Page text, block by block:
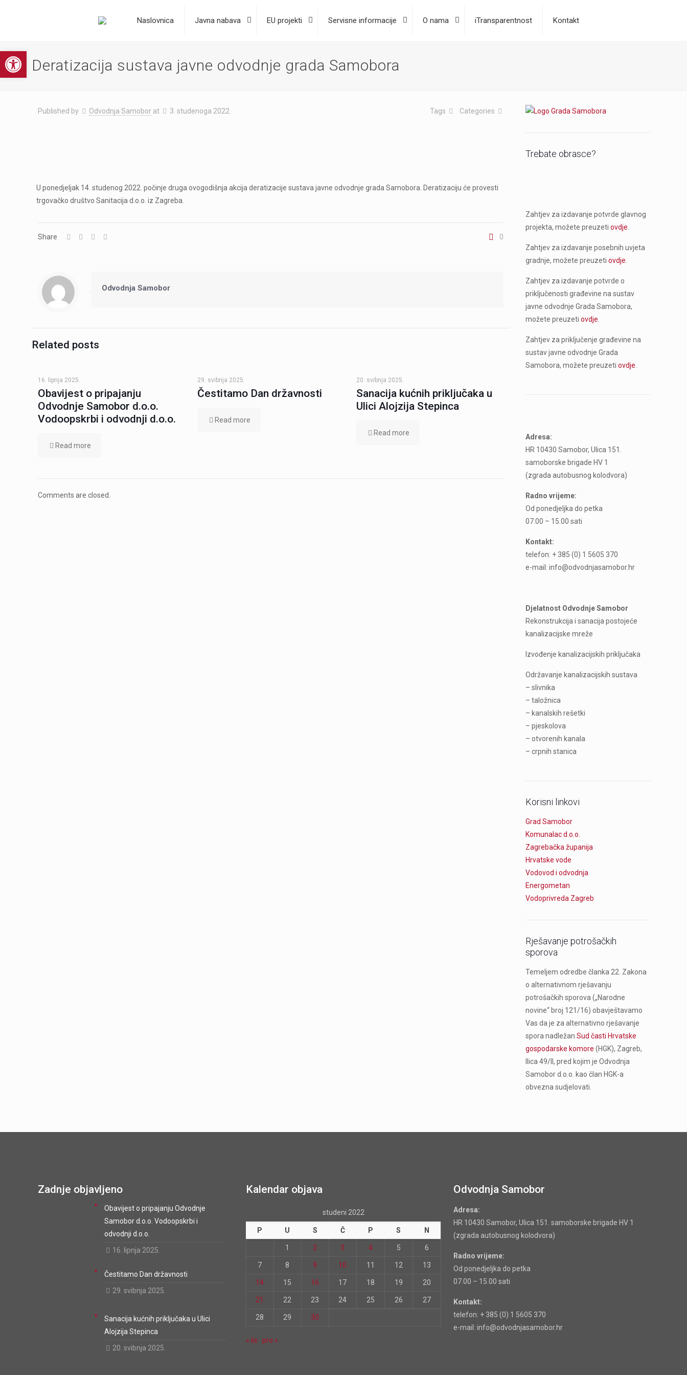
Open toolbar
Naslovnica Javna nabava EU projekti Servisne informacije O nama iTransparentnost Kontakt
Deratizacija sustava javne odvodnje grada Samobora
Published by Odvodnja Samobor at 3. studenoga 2022. Categories
Tags
U ponedjeljak 14. studenog 2022. počinje druga ovogodišnja akcija deratizacije sustava javne odvodnje grada Samobora. Deratizaciju će provesti
trgovačko društvo Sanitacija d.o.o. iz Zagreba.
Share 0
Odvodnja Samobor
Related posts
16. lipnja 2025.
Obavijest o pripajanju
Odvodnje Samobor d.o.o.
Vodoopskrbi i odvodnji d.o.o.
Read more
29. svibnja 2025.
Čestitamo Dan državnosti
Read more
20. svibnja 2025.
Sanacija kućnih priključaka u
Ulici Alojzija Stepinca
Read more
Comments are closed.
Trebate obrasce?
Zahtjev za izdavanje potvrde glavnog
projekta, možete preuzeti ovdje
Zahtjev za izdavanje posebnih uvjeta
gradnje, možete preuzeti ovdje
Zahtjev za izdavanje potvrde o
priključenosti građevine na sustav
javne odvodnje Grada Samobora,
možete preuzeti ovdje
Zahtjev za priključenje građevine na
sustav javne odvodnje Grada
Samobora, možete preuzeti ovdje
Adresa:
HR 10430 Samobor, Ulica 151.
samoborske brigade HV 1
(zgrada autobusnog kolodvora)
Radno vrijeme:
Od ponedjeljka do petka
07.00 – 15.00 sati
Kontakt:
telefon: + 385 (0) 1 5605 370
e-mail: info@odvodnjasamobor.hr
Djelatnost Odvodnje Samobor
Rekonstrukcija i sanacija postojeće
kanalizacijske mreže
Izvođenje kanalizacijskih priključaka
Održavanje kanalizacijskih sustava
– slivnika
– taložnica
– kanalskih rešetki
– pjeskolova
– otvorenih kanala
– crpnih stanica
Korisni linkovi
Grad Samobor
Komunalac d.o.o.
Zagrebačka županija
Hrvatske vode
Vodovod i odvodnja
Energometan
Vodoprivreda Zagreb
Rješavanje potrošačkih
sporova
Temeljem odredbe članka 22. Zakona
o alternativnom rješavanju
potrošačkih sporova („Narodne
novine“ broj 121/16) obavještavamo
Vas da je za alternativno rješavanje
spora nadležan Sud časti Hrvatske
gospodarske komore (HGK), Zagreb,
Ilica 49/II, pred kojim je Odvodnja
Samobor d.o.o. kao član HGK-a
obvezna sudjelovati.
Zadnje objavljeno
Obavijest o pripajanju Odvodnje
Samobor d.o.o. Vodoopskrbi i
odvodnji d.o.o.
16. lipnja 2025.
Čestitamo Dan državnosti
29. svibnja 2025.
Sanacija kućnih priključaka u Ulici
Alojzija Stepinca
20. svibnja 2025.
Kalendar objava
studeni 2022
P U S Č P S N
1 2 3 4 5 6
7 8 9 10 11 12 13
14 15 16 17 18 19 20
21 22 23 24 25 26 27
28 29 30
« lis pro »
Odvodnja Samobor
Adresa:
HR 10430 Samobor, Ulica 151. samoborske brigade HV 1
(zgrada autobusnog kolodvora)
Radno vrijeme:
Od ponedjeljka do petka
07.00 – 15.00 sati
Kontakt:
telefon: + 385 (0) 1 5605 370
e-mail: info@odvodnjasamobor.hr